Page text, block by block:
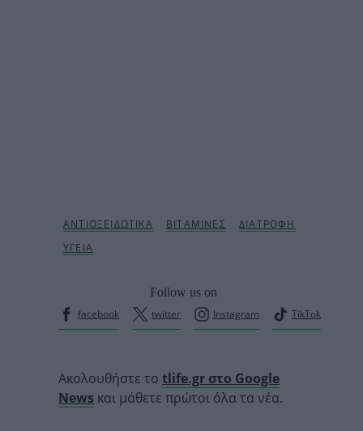
Follow us on
facebook
twitter Instagram TikTok
Ακολουθήστε το tlife.gr στο Google
News και μάθετε πρώτοι όλα τα νέα.